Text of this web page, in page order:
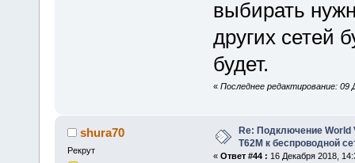
выбирать
других сетей
будет.
« Последнее редактирование: 09
shura70
Рекрут
Re: Подключение World
Т62М к беспроводной
« Ответ #44 : 16 Декабря 2018,